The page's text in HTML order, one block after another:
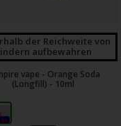
der Reichweite von
aufbewahren
vape - Orange Soda
(Longfill) - 10ml
0x